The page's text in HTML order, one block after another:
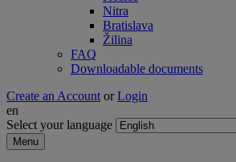
Nitra
Bratislava
Žilina
FAQ
Downloadable documents
Create an Account or Login
en
Select your language
Menu